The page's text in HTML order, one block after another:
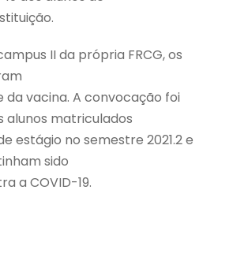
II da própria FRCG, os
da vacina. A convocação foi
alunos matriculados
estágio no semestre 2021.2 e
sido
a COVID-19.